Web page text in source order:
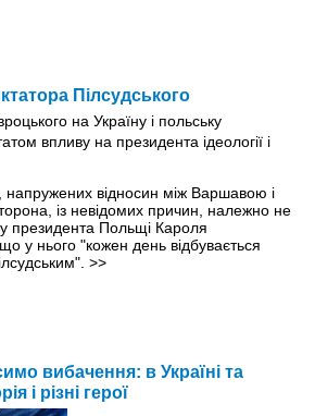
Пілсудського
напружених відносин між Варшавою і
із невідомих причин, належно не
президента Польщі Кароля
у нього "кожен день відбувається
>>
вибачення: в Україні та
і різні герої